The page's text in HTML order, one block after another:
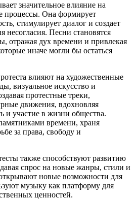
значительное влияние на
процессы. Она формирует
стимулирует диалог и создает
несогласия. Песни становятся
отражая дух времени и привлекая
иначе могли бы остаться
влияют на художественные
визуальное искусство и
протестные треки,
движения, вдохновляя
и участие в жизни общества.
времени, храня
за права, свободу и
также способствуют развитию
спрос на новые жанры, стили и
новые возможности для
музыку как платформу для
ценностей.